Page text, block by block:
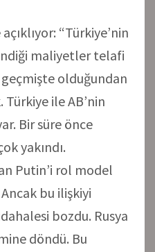
“Türkiye’nin
maliyetler telafi
olduğundan
ile AB’nin
Bir süre önce
yakındı.
Putin’i rol model
bu ilişkiyi
bozdu. Rusya
döndü. Bu